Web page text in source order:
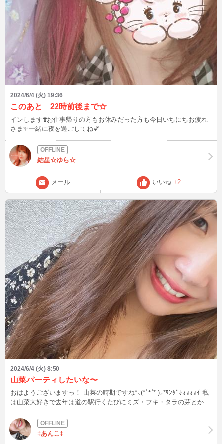
みを抱えた悲劇のヒロインに さらにサザーランドは名曲「狂乱のア
リア」で返り血浴びて登場した、史上初のソプラノなど さまざまな
視点から楽しませてくれるので、知識ない人と一緒に見てもOK 次回
はモーツァルト作曲 歌劇「ドン・ジョヴァンニ」見ようねと言いま
したが、皆さんは普段どんな作品を観ますか？？ 次は6/5(水)22:00 今
後24時間以内に、8mmの雨が予想されます 心配な方は、傘持参しま
しょうね☔️ 【余談】おまけが本編 ランメルモールのルチーア見た
後、劇場版名探偵コナン ゼロの執行人見ました。 視聴済みの方はご
存知だと思いますが、本編の終盤に コナン「前から聞きたかったん
だけど、安室さんて彼女いるの？」 安室「僕の…恋人は…フッ この
国さ！」 その後は何事もなかったかのようにコナンと共に
「5,4,3,2,1,ゼロ！」とカウント 最後の見せ場を持って行った。 見終
わってエンディング流れてる時に 「この名台詞使って、不倫相手を
口説いてたんだよ」 と教えたら、 「えぇっ！？・・・そっ、それは
ペラ＜＜＜＜超えられない壁＜＜＜＜＜安室さん 星乃珈琲店でお茶
した時も 「今回1番衝撃的だったのは、名台詞を口説き文句に使って
たこと」 と言ってました、国民アニメには勝てねぇな ブログは皆様
から頂いたご質問、教えてもらったこと、盛り上がった話題を発信！
良いなと思った方は、お気に入り登録よろしくお願いします(^^) Xも
ありますので、プロフィールの「BLOG」からどうぞ♪ こんなファッ
ションして、待ち合わせしてなど、リクエストOK☆ 最後まで読んで
いただき、ありがとうございましたm(__)m
2024/6/4 (火) 19:36
このあと 22時前後まで☆
インします❣️お仕事帰りの方もお休みだった方も今日いちにちお疲れ
さま✨一緒に夜を過ごしてね💕
結星☆ゆら☆
メール いいね +2
2024/6/4 (火) 8:50
山菜パーティしたいな〜
おはようございますっ！ 山菜の時期ですね*⸜(* ॑꒳ ॑* )⸝*ﾜﾝﾀﾞﾎｫｫｫｫｲ 私
は山菜大好きで去年は道の駅行くたびにミズ・フキ・タラの芽とか色
たべて日本酒飲んで最高でした！！ ミズ炒め物しか知らなかったけ
ど、煮物だとスジ？が柔らかくなって食べやすくてまたおいしいんで
すよね๑ ᷇ 𖥦 ᷆๑)♡ みなさんは山菜すきですか？ どんな食べ方がすきで
‡あんこ‡